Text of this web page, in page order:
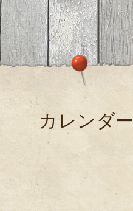
カレンダ